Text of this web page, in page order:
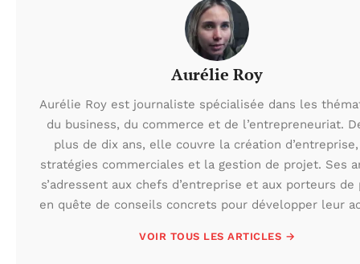
Aurélie Roy
Aurélie Roy est journaliste spécialisée dans les
du business, du commerce et de l’entrepreneuriat.
plus de dix ans, elle couvre la création
stratégies commerciales et la gestion de projet. Ses
s’adressent aux chefs d’entreprise et aux porteurs de
en quête de conseils concrets pour développer leur
VOIR TOUS LES ARTICLES →